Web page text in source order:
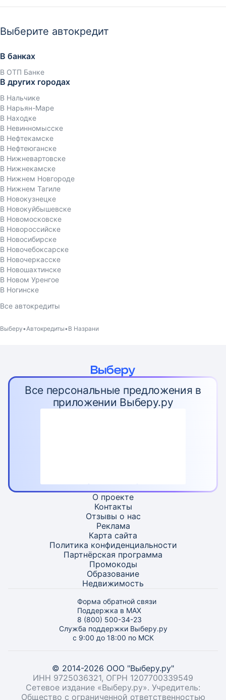
Выберите автокредит
В банках
В ОТП Банке
В других городах
В Нальчике
В Нарьян-Маре
В Находке
В Невинномысске
В Нефтекамске
В Нефтеюганске
В Нижневартовске
В Нижнекамске
В Нижнем Новгороде
В Нижнем Тагиле
В Новокузнецке
В Новокуйбышевске
В Новомосковске
В Новороссийске
В Новосибирске
В Новочебоксарске
В Новочеркасске
В Новошахтинске
В Новом Уренгое
В Ногинске
Все автокредиты
Выберу Автокредиты В Назрани
Все персональные предложения в
приложении Выберу.ру
О проекте
Контакты
Отзывы о нас
Реклама
Карта сайта
Политика конфиденциальности
Партнёрская программа
Промокоды
Образование
Недвижимость
Форма обратной связи
Поддержка в MAX
8 (800) 500-34-23
Служба поддержки Выберу.ру
с 9:00 до 18:00 по МСК
© 2014-2026 ООО "Выберу.ру"
ИНН 9725036321, ОГРН 1207700339549
Сетевое издание «Выберу.ру». Учредитель:
Общество с ограниченной ответственностью